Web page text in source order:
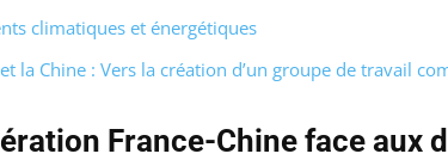
climatiques et énergétiques
la Chine : Vers la création d’un groupe de travail
France-Chine face aux